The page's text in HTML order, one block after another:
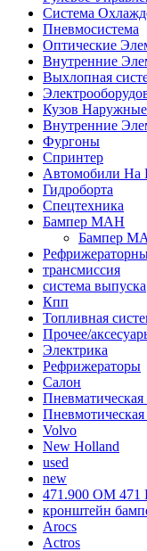
Система
Пневмосистема
Оптические
Внутренние
Выхлопная
Кузов
Внутренние
Фургоны
Спринтер
Автомобили На
Гидроборта
Спецтехника
Бампер МАН
Бампер
трансмиссия
система выпуска
Кпп
Топливная
Прочее/
Электрика
Рефрижераторы
Салон
Пневматическая
Пневмотическая
Volvo
New Holland
used
new
471.900 OM 471
кронштейн
Arocs
Actros